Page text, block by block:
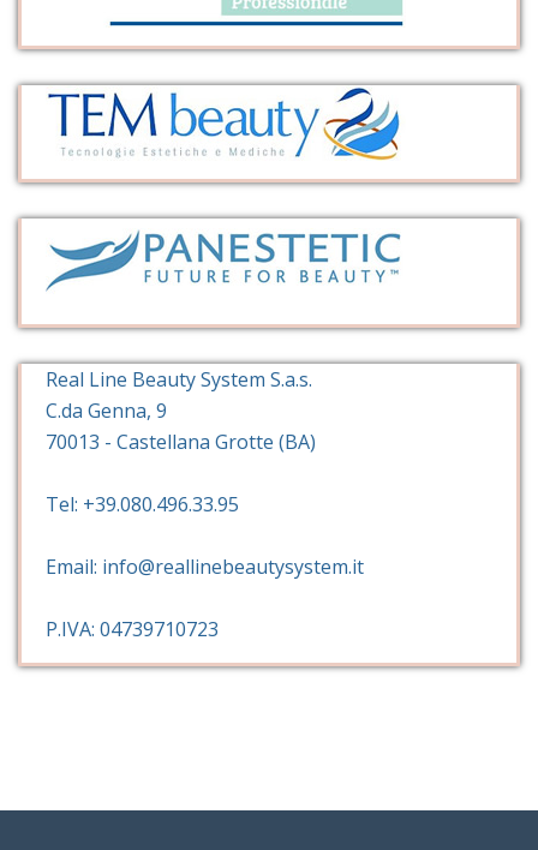
Real Line Beauty System S.a.s.
C.da Genna, 9
70013 - Castellana Grotte (BA)
Tel: +39.080.496.33.95
Email: info@reallinebeautysystem.it
P.IVA: 04739710723